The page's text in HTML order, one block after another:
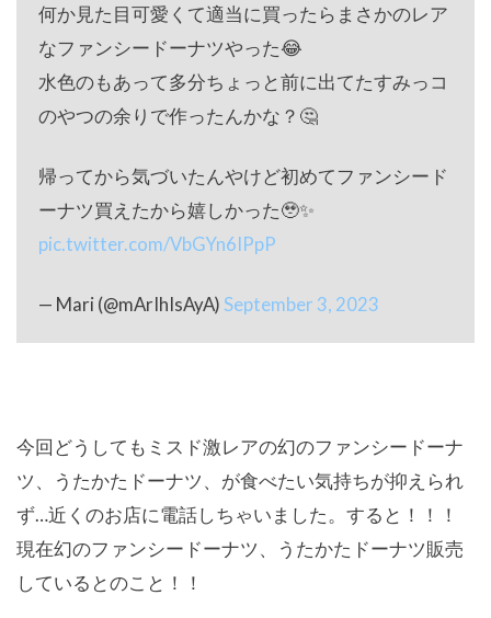
何か見た目可愛くて適当に買ったらまさかのレア
なファンシードーナツやった😂
水色のもあって多分ちょっと前に出てたすみっコ
のやつの余りで作ったんかな？🤔
帰ってから気づいたんやけど初めてファンシード
ーナツ買えたから嬉しかった🥹✨
pic.twitter.com/VbGYn6IPpP
— Mari (@mArIhIsAyA)September 3, 2023
今回どうしてもミスド激レアの幻のファンシードーナ
ツ、うたかたドーナツ、が食べたい気持ちが抑えられ
ず…近くのお店に電話しちゃいました。すると！！！
現在幻のファンシードーナツ、うたかたドーナツ販売
しているとのこと！！